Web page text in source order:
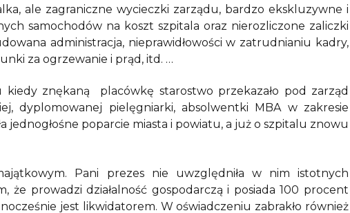
ale zagraniczne wycieczki zarządu, bardzo ekskluzywne i
samochodów na koszt szpitala oraz nierozliczone zaliczki
administracja, nieprawidłowości w zatrudnianiu kadry,
za ogrzewanie i prąd, itd. …
kiedy znękaną placówkę starostwo przekazało pod zarząd
dyplomowanej pielęgniarki, absolwentki MBA w zakresie
jednogłośne poparcie miasta i powiatu, a już o szpitalu znowu
Pani prezes nie uwzględniła w nim istotnych
że prowadzi działalność gospodarczą i posiada 100 procent
jest likwidatorem. W oświadczeniu zabrakło również